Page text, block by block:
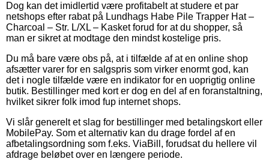
Dog kan det imidlertid være profitabelt at studere et par
netshops efter rabat på Lundhags Habe Pile Trapper Hat –
Charcoal – Str. L/XL – Kasket forud for at du shopper, så
man er sikret at modtage den mindst kostelige pris.
Du må bare være obs på, at i tilfælde af at en online shop
afsætter varer for en salgspris som virker enormt god, kan
det i nogle tilfælde være en indikator for en uoprigtig online
butik. Bestillinger med kort er dog en del af en foranstaltning,
hvilket sikrer folk imod fup internet shops.
Vi slår generelt et slag for bestillinger med betalingskort eller
MobilePay. Som et alternativ kan du drage fordel af en
afbetalingsordning som f.eks. ViaBill, forudsat du hellere vil
afdrage beløbet over en længere periode.